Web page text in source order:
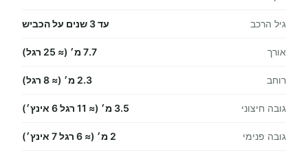
גיל הרכב עד 3 שנים על הכביש
אורך 7.7 מ׳ (≈ 25 רגל)
רוחב 2.3 מ׳ (≈ 8 רגל)
גובה חיצוני 3.5 מ׳ (≈ 11 רגל 6 אינץ׳)
גובה פנימי 2 מ׳ (≈ 6 רגל 7 אינץ׳)